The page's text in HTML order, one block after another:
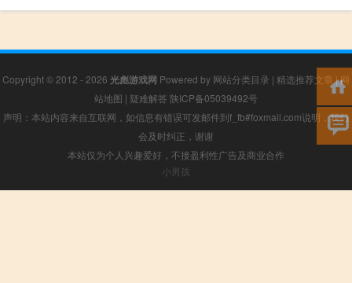
Copyright © 2012 - 2026 光彪游戏网 Powered by 网站分类目录 | 精选推荐文章 |网
站地图 | 疑难解答 陕ICP备05039492号
声明：本站内容来自互联网，如信息有错误可发邮件到f_fb#foxmail.com说明，我们
会及时纠正，谢谢
本站仅为个人兴趣爱好，不接盈利性广告及商业合作
小男孩